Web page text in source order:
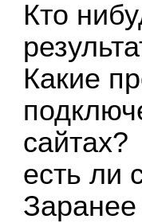
Кто
Какие
сайтах?
есть ли